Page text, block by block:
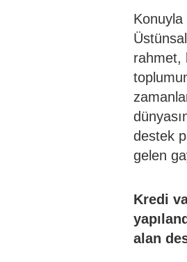
Konuyla
rahmet,
destek
gelen
Kredi
alan